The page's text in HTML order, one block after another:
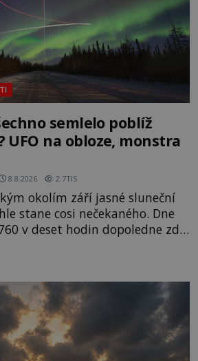
semlelo poblíž
UFO na obloze, monstra
8.8.2026 2.7TIS
okolím září jasné sluneční
stane cosi nečekaného. Dne
v deset hodin dopoledne zde
historicky doloženému
klam, nebo se zde skutečně
loď